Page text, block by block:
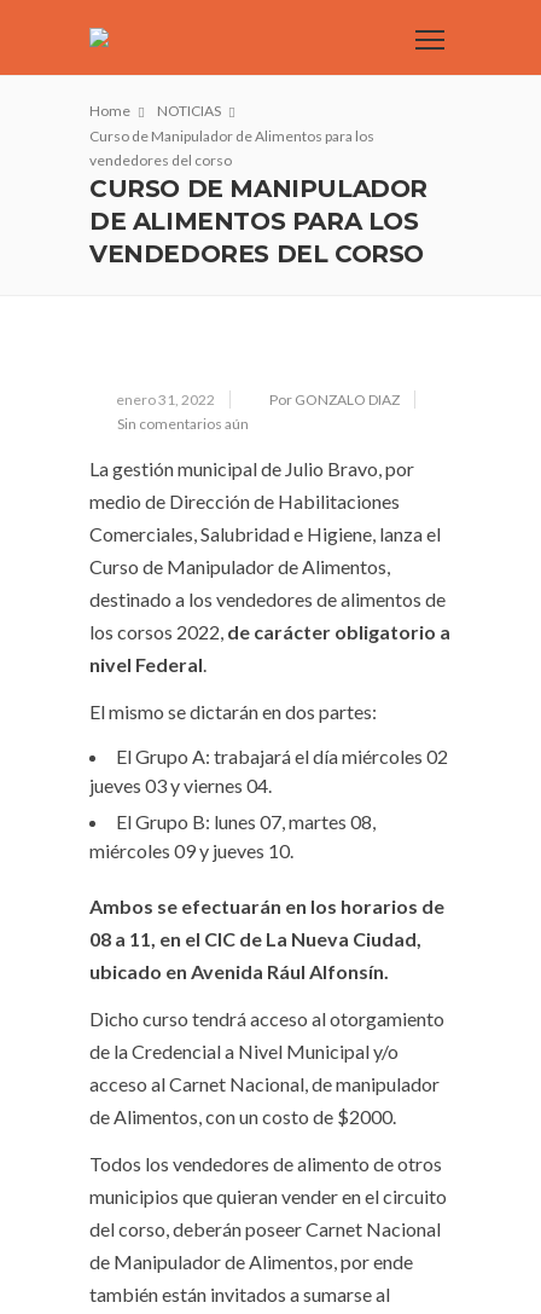
Home
NOTICIAS
Curso de Manipulador de Alimentos para los
vendedores del corso
CURSO DE MANIPULADOR
DE ALIMENTOS PARA LOS
VENDEDORES DEL CORSO
enero 31, 2022
Por GONZALO DIAZ
Sin comentarios aún
La gestión municipal de Julio Bravo, por
medio de Dirección de Habilitaciones
Comerciales, Salubridad e Higiene, lanza el
Curso de Manipulador de Alimentos,
destinado a los vendedores de alimentos de
los corsos 2022, de carácter obligatorio a
nivel Federal.
El mismo se dictarán en dos partes:
El Grupo A: trabajará el día miércoles 02
jueves 03 y viernes 04.
El Grupo B: lunes 07, martes 08,
miércoles 09 y jueves 10.
Ambos se efectuarán en los horarios de
08 a 11, en el CIC de La Nueva Ciudad,
ubicado en Avenida Rául Alfonsín.
Dicho curso tendrá acceso al otorgamiento
de la Credencial a Nivel Municipal y/o
acceso al Carnet Nacional, de manipulador
de Alimentos, con un costo de $2000.
Todos los vendedores de alimento de otros
municipios que quieran vender en el circuito
del corso, deberán poseer Carnet Nacional
de Manipulador de Alimentos, por ende
también están invitados a sumarse al